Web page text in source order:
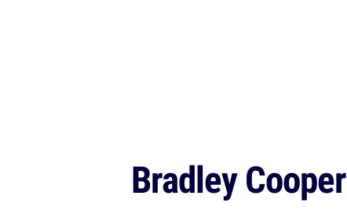
Bradley Cooper